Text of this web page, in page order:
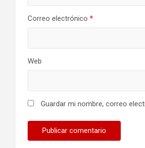
Correo electrónico *
Web
Guardar mi nombre, correo